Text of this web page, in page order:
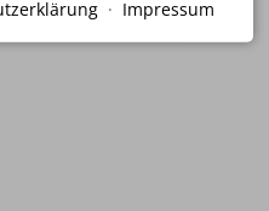
· Impressum